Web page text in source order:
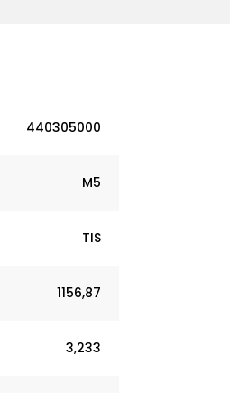
440305000
M5
TIS
1156,87
3,233